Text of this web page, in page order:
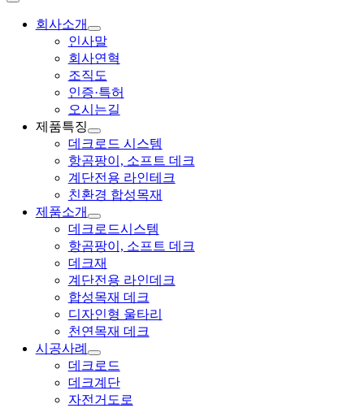
회사소개
인사말
회사연혁
조직도
인증·특허
오시는길
제품특징
데크로드 시스템
항곰팡이, 소프트 데크
계단전용 라인테크
친환경 합성목재
제품소개
데크로드시스템
항곰팡이, 소프트 데크
데크재
계단전용 라인데크
합성목재 데크
디자인형 울타리
천연목재 데크
시공사례
데크로드
데크계단
자전거도로